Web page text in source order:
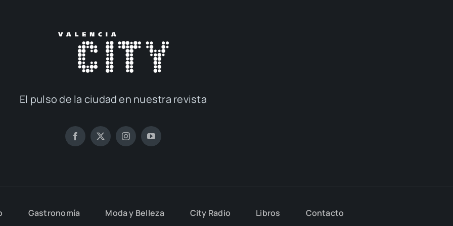
El pul­so de la ciu­dad en nues­tra revis­ta
Gas­tro­no­mía Moda y Belle­za City Radio Libros Con­tac­to